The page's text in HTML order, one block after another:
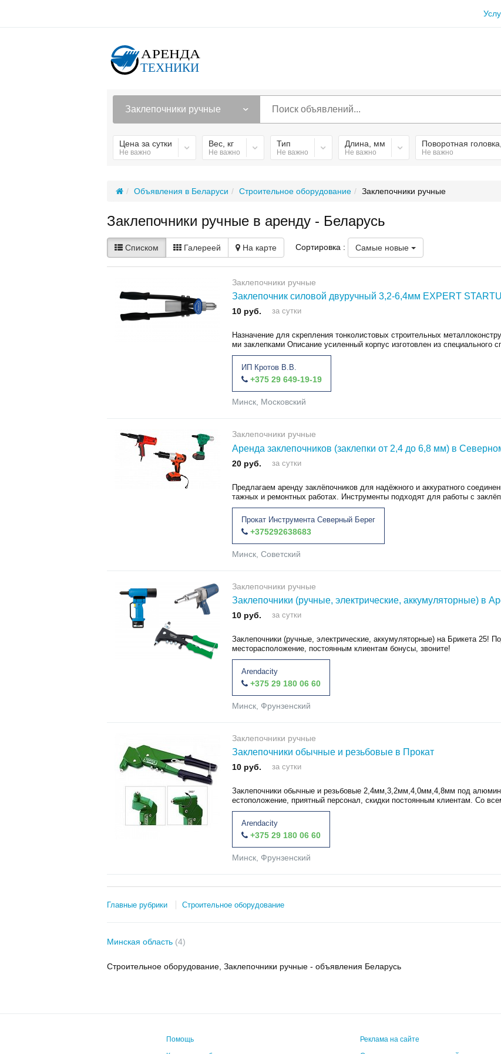
Заклепочники ручные
Цена за сутки
Не важно
Вес, кг
Не важно
Тип
Не важно
Длина, мм
Не важно
Поворотная
Не важно
Объявления в Беларуси Строительное оборудование Заклепочники ручные
Заклепочники ручные в аренду - Беларусь
Списком Галереей На карте Сортировка : Самые новые
Заклепочники ручные
Заклепочник силовой двуручный 3,2-6,4мм EXPERT
10 руб. за сутки
Назначение для скрепления тонколистовых строительных
ми заклепками Описание усиленный корпус изготовлен из специального
ИП Кротов В.В.
+375 29 649-19-19
Минск, Московский
Заклепочники ручные
Аренда заклепочников (заклепки от 2,4 до 6,8 мм) в
20 руб. за сутки
Предлагаем аренду заклёпочников для надёжного и аккуратного
тажных и ремонтных работах. Инструменты подходят для работы с
Прокат Инструмента Северный Берег
+375292638683
Минск, Советский
Заклепочники ручные
Заклепочники (ручные, электрические, аккумуляторные) в
10 руб. за сутки
Заклепочники (ручные, электрические, аккумуляторные) на Брикета 25!
месторасположение, постоянным клиентам бонусы, звоните!
Arendacity
+375 29 180 06 60
Минск, Фрунзенский
Заклепочники ручные
Заклепочники обычные и резьбовые в Прокат
10 руб. за сутки
Заклепочники обычные и резьбовые 2,4мм,3,2мм,4,0мм,4,8мм под
естоположение, приятный персонал, скидки постоянным клиентам. Со
Arendacity
+375 29 180 06 60
Минск, Фрунзенский
Главные рубрики Строительное оборудование
Минская область (4)
Строительное оборудование, Заклепочники ручные - объявления Беларусь
Помощь
Реклама на сайте